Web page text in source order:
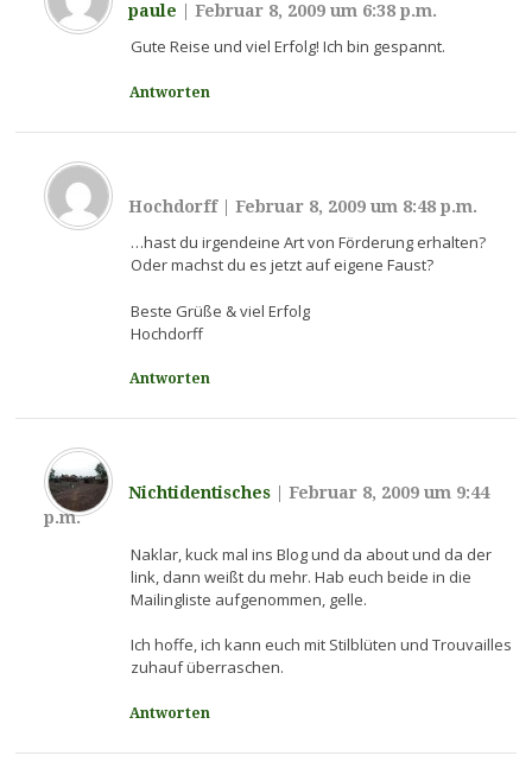
paule |Februar 8, 2009 um 6:38 p.m.
Gute Reise und viel Erfolg! Ich bin gespannt.
Antworten
Hochdorff|Februar 8, 2009 um 8:48 p.m.
…hast du irgendeine Art von Förderung erhalten?
Oder machst du es jetzt auf eigene Faust?
Beste Grüße & viel Erfolg
Hochdorff
Antworten
Nichtidentisches |Februar 8, 2009 um 9:44
p.m.
Naklar, kuck mal ins Blog und da about und da der
link, dann weißt du mehr. Hab euch beide in die
Mailingliste aufgenommen, gelle.
Ich hoffe, ich kann euch mit Stilblüten und Trouvailles
zuhauf überraschen.
Antworten